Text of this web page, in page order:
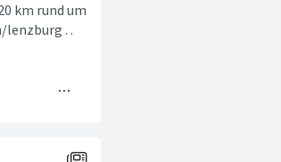
km rund um
lenzburg . .